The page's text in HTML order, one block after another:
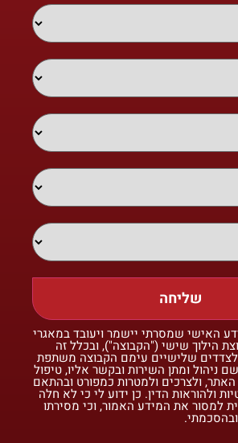
שליחה
האישי שמסרתי יישמר ויעובד במאגרי
הילוך שישי ("הקבוצה"), ובכלל זה
שלישיים עימם הקבוצה משתפת
ניהול ומתן השירות ובקשר אליו, טיפול
האתר, ולצרכים ולמטרות כמפורט ובהתאם
ולהוראות הדין. כן ידוע לי כי לא חלה
למסור את המידע האמור, וכי מסירתו